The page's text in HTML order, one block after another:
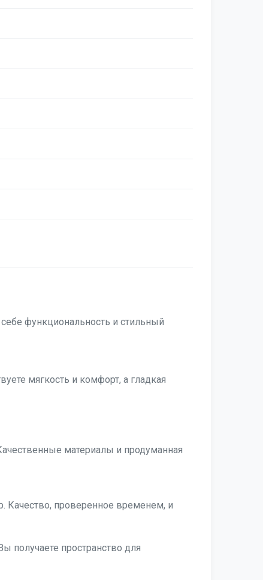
функциональность и стильный
мягкость и комфорт, а гладкая
материалы и продуманная
Качество, проверенное временем, и
получаете пространство для